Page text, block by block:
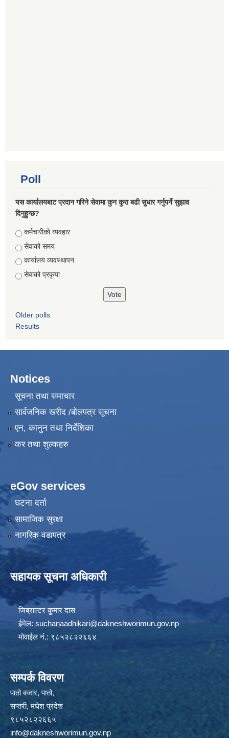
Poll
यस कार्यालयबाट प्रदान गरिने सेवामा कुन कुरा बढी सुधार गर्नुपर्ने सुझाव
दिनुहुन्छ?
Choices
कर्मचारीको व्यवहार
सेवाको समय
कार्यालय व्यवस्थापन
सेवाको प्रकृया
Older polls
Results
Notices
सूचना तथा समाचार
सार्वजनिक खरीद /बोलपत्र सूचना
एन, कानुन तथा निर्देशिका
कर तथा शुल्कहरु
eGov services
घटना दर्ता
सामाजिक सुरक्षा
नागरिक वडापत्र
सहायक सूचना अधिकारी
जिब्राल्टर कुुमार दास
ईमेल: suchanaadhikari@dakneshworimun.gov.np
मोवाईल नं.: ९८५२८२२६६४
सम्पर्क विवरण
पातो बजार, पातो,
सप्तरी, मधेश प्रदेश
९८५२८२२६६५
info@dakneshworimun.gov.np